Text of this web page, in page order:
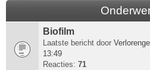
Biofilm
Laatste bericht door
13:49
Reacties: 71